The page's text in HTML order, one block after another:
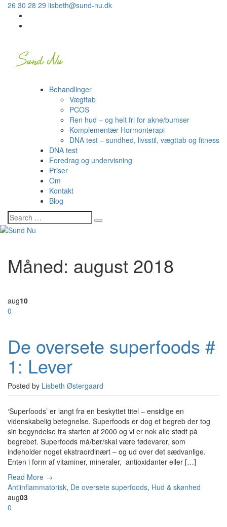
26 30 28 29 lisbeth@sund-nu.dk
Behandlinger
Vægttab
PCOS
Ren hud – og helt fri for akne/bumser
Komplementær Hormonterapi
DNA test – sundhed, livsstil, vægttab og fitness
DNA test
Foredrag og undervisning
Priser
Om
Kontakt
Blog
Måned: august 2018
aug10
0
De oversete superfoods #
1: Lever
Posted by Lisbeth Østergaard
‘Superfoods’ er langt fra en beskyttet titel – ensidige en
videnskabelig betegnelse. Superfoods er dog et begreb der tog
sin begyndelse fra starten af 2000 og vi er nok alle stødt på
begrebet. Superfoods må/bør/skal være fødevarer, som
indeholder noget ekstraordinært – og ud over det sædvanlige.
Enten i form af vitaminer, mineraler, antioxidanter eller […]
Read More →
Antiinflammatorisk, De oversete superfoods, Hud & skønhed
aug03
0